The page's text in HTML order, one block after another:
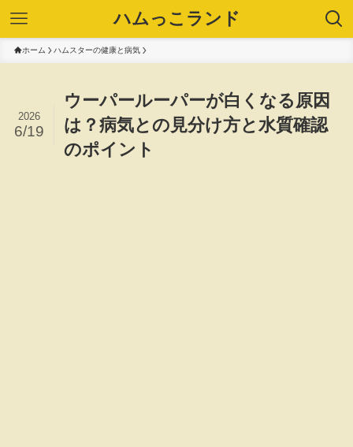
ハムっこランド
ホーム ハムスターの健康と病気
ウーパールーパーが白くなる原因
は？病気との見分け方と水質確認
のポイント
2026
6/19